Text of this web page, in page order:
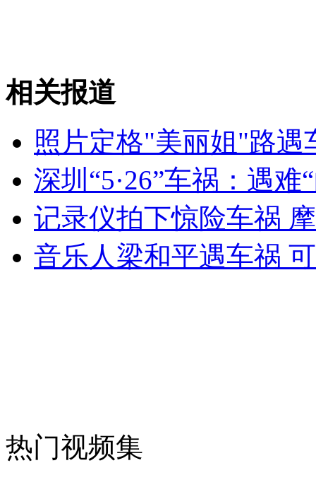
女孩北京地铁殴打老人 痛下狠手拳打脚踢
无痛分娩是否安全 医生回应
相关报道
照片定格"美丽姐"路遇
深圳“5·26”车祸：遇难
记录仪拍下惊险车祸
音乐人梁和平遇车祸
热门视频集